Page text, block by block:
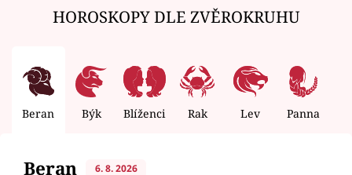
HOROSKOPY DLE ZVĚROKRUHU
Beran Býk Blíženci Rak Lev Panna
Beran 6. 8. 2026